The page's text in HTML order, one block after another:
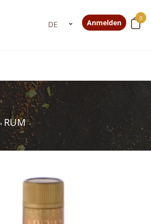
0
Anmelden
RUM